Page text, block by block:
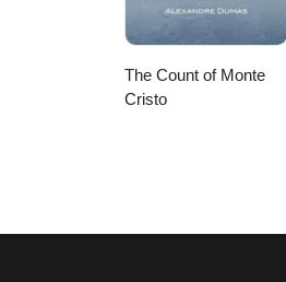
The Count of Monte
Cristo